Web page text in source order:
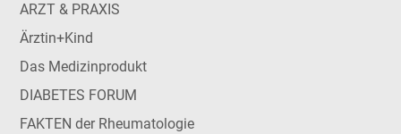
ARZT & PRAXIS
Ärztin+Kind
Das Medizinprodukt
DIABETES FORUM
FAKTEN der Rheumatologie